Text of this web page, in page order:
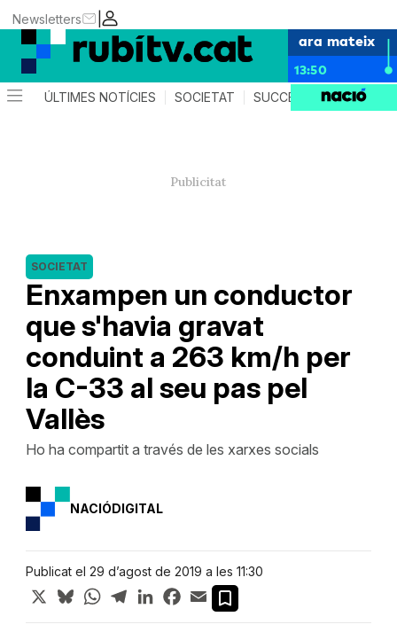
|
Newsletters
ara mateix
13:50
ÚLTIMES NOTÍCIES SOCIETAT SUCCESSOS
Enxampen un conductor
que s'havia gravat
conduint a 263 km/h per
la C-33 al seu pas pel
Vallès
SOCIETAT
Ho ha compartit a través de les xarxes socials
NACIÓDIGITAL
Publicat el 29 d’agost de 2019 a les 11:30
X BlueskyWhatsApp
TelegramLinkedInFacebook
Email